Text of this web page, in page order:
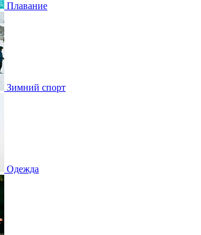
Плавание
Зимний спорт
Одежда